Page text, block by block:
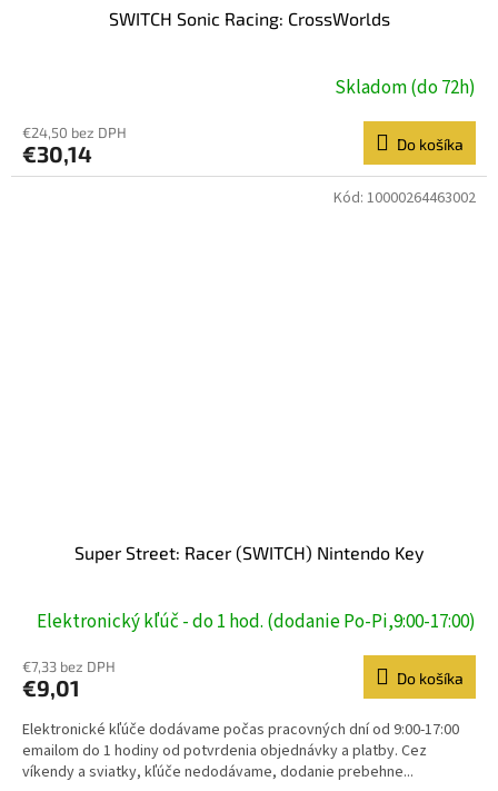
SWITCH Sonic Racing: CrossWorlds
Skladom (do 72h)
€24,50 bez DPH
€30,14 Do košíka
Super Street: Racer (SWITCH) Nintendo Key
Elektronický kľúč - do 1 hod. (dodanie Po-Pi,9:00-17:00)
€7,33 bez DPH
€9,01 Do košíka
Elektronické kľúče dodávame počas pracovných dní od 9:00-17:00
emailom do 1 hodiny od potvrdenia objednávky a platby. Cez
víkendy a sviatky, kľúče nedodávame, dodanie prebehne...
Kód: 10000264463002